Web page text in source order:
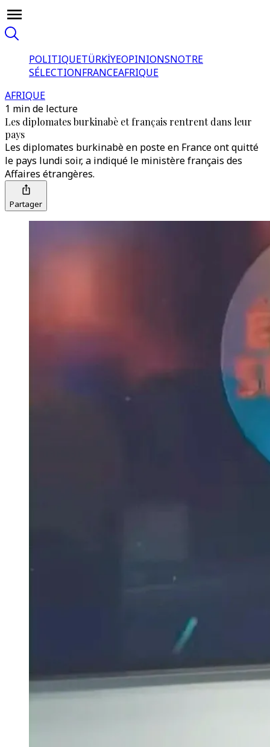
POLITIQUETÜRKİYEOPINIONSNOTRE
SÉLECTIONFRANCEAFRIQUE
AFRIQUE
1 min de lecture
Les diplomates burkinabè et français rentrent dans leur
pays
Les diplomates burkinabè en poste en France ont quitté
le pays lundi soir, a indiqué le ministère français des
Affaires étrangères.
Partager